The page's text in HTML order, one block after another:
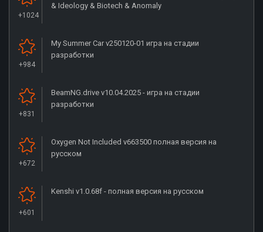
+1024
& Ideology & Biotech & Anomaly
+984
My Summer Car v250120-01 игра на стадии
разработки
+831
BeamNG.drive v10.04.2025 - игра на стадии
разработки
+672
Oxygen Not Included v663500 полная версия на
русском
+601
Kenshi v1.0.68f - полная версия на русском